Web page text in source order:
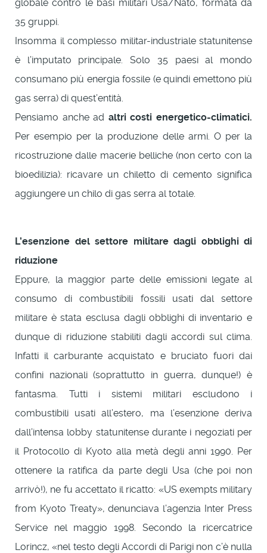
globale contro le basi militari Usa/Nato, formata da
35 gruppi.
Insomma il complesso militar-industriale statunitense
è l’imputato principale. Solo 35 paesi al mondo
consumano più energia fossile (e quindi emettono più
gas serra) di quest’entità.
Pensiamo anche ad altri costi energetico-climatici.
Per esempio per la produzione delle armi. O per la
ricostruzione dalle macerie belliche (non certo con la
bioedilizia): ricavare un chiletto di cemento significa
aggiungere un chilo di gas serra al totale.
L’esenzione del settore militare dagli obblighi di
riduzione
Eppure, la maggior parte delle emissioni legate al
consumo di combustibili fossili usati dal settore
militare è stata esclusa dagli obblighi di inventario e
dunque di riduzione stabiliti dagli accordi sul clima.
Infatti il carburante acquistato e bruciato fuori dai
confini nazionali (soprattutto in guerra, dunque!) è
fantasma. Tutti i sistemi militari escludono i
combustibili usati all’estero, ma l’esenzione deriva
dall’intensa lobby statunitense durante i negoziati per
il Protocollo di Kyoto alla metà degli anni 1990. Per
ottenere la ratifica da parte degli Usa (che poi non
arrivò!), ne fu accettato il ricatto: «US exempts military
from Kyoto Treaty», denunciava l’agenzia Inter Press
Service nel maggio 1998. Secondo la ricercatrice
Lorincz, «nel testo degli Accordi di Parigi non c’è nulla